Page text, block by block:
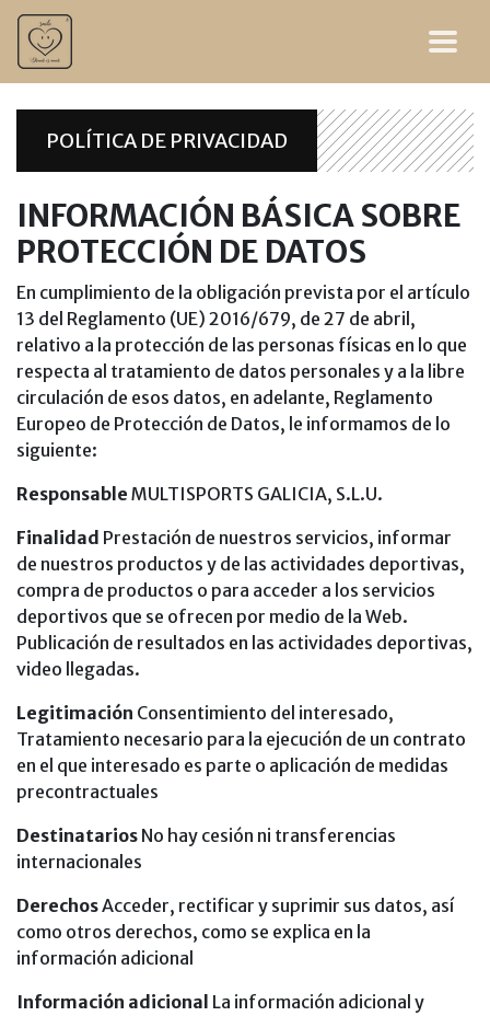
POLÍTICA DE PRIVACIDAD
INFORMACIÓN BÁSICA SOBRE
PROTECCIÓN DE DATOS
En cumplimiento de la obligación prevista por el artículo
13 del Reglamento (UE) 2016/679, de 27 de abril,
relativo a la protección de las personas físicas en lo que
respecta al tratamiento de datos personales y a la libre
circulación de esos datos, en adelante, Reglamento
Europeo de Protección de Datos, le informamos de lo
siguiente:
Responsable MULTISPORTS GALICIA, S.L.U.
Finalidad Prestación de nuestros servicios, informar
de nuestros productos y de las actividades deportivas,
compra de productos o para acceder a los servicios
deportivos que se ofrecen por medio de la Web.
Publicación de resultados en las actividades deportivas,
video llegadas.
Legitimación Consentimiento del interesado,
Tratamiento necesario para la ejecución de un contrato
en el que interesado es parte o aplicación de medidas
precontractuales
Destinatarios No hay cesión ni transferencias
internacionales
DerechosAcceder, rectificar y suprimir sus datos, así
como otros derechos, como se explica en la
información adicional
Información adicional La información adicional y